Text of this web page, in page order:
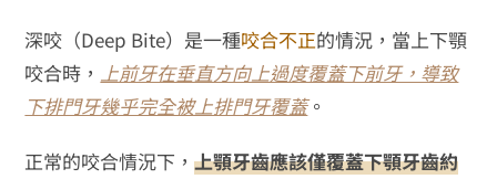
深咬（Deep Bite）是一種咬合不正的情況，當上下顎
咬合時， 上前牙在垂直方向上過度覆蓋下前牙，導致
下排門牙幾乎完全被上排門牙覆蓋。
正常的咬合情況下，上顎牙齒應該僅覆蓋下顎牙齒約